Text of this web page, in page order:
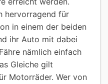
hervorragend für
in einem der beiden
ihr Auto mit dabei
nämlich einfach
Gleiche gilt
Motorräder. Wer von